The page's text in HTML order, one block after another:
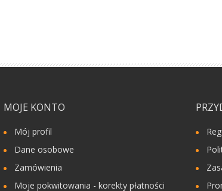
MOJE KONTO
Mój profil
Dane osobowe
Zamówienia
Moje pokwitowania - korekty płatności